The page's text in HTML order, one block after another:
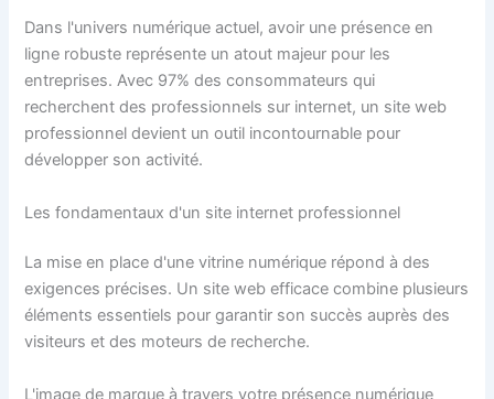
Dans l'univers numérique actuel, avoir une présence en
ligne robuste représente un atout majeur pour les
entreprises. Avec 97% des consommateurs qui
recherchent des professionnels sur internet, un site web
professionnel devient un outil incontournable pour
développer son activité.
Les fondamentaux d'un site internet professionnel
La mise en place d'une vitrine numérique répond à des
exigences précises. Un site web efficace combine plusieurs
éléments essentiels pour garantir son succès auprès des
visiteurs et des moteurs de recherche.
L'image de marque à travers votre présence numérique